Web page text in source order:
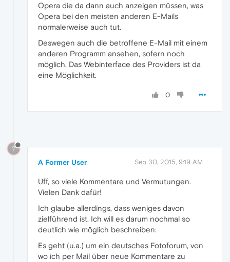
Opera die da dann auch anzeigen müssen, was
Opera bei den meisten anderen E-Mails
normalerweise auch tut.
Deswegen auch die betroffene E-Mail mit einem
anderen Programm ansehen, sofern noch
möglich. Das Webinterface des Providers ist da
eine Möglichkeit.
0
?
A Former User Sep 30, 2015, 9:19 AM
Uff, so viele Kommentare und Vermutungen.
Vielen Dank dafür!
Ich glaube allerdings, dass weniges davon
zielführend ist. Ich will es darum nochmal so
deutlich wie möglich beschreiben:
Es geht (u.a.) um ein deutsches Fotoforum, von
wo ich per Mail über neue Kommentare zu